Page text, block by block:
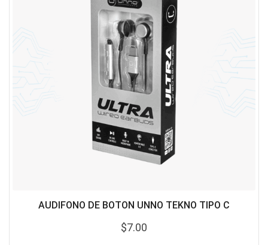
AUDIFONO DE BOTON UNNO TEKNO TIPO C
$7.00